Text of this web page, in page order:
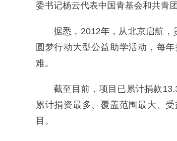
委书记杨云代表中国青基会和共青
据悉，2012年，从北京启航，
圆梦行动大型公益助学活动，每
难。
截至目前，项目已累计捐款
累计捐资最多、覆盖范围最大、
目。